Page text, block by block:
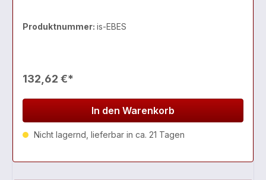
Produktnummer: is-EBES
132,62 €*
In den Warenkorb
Nicht lagernd, lieferbar in ca. 21 Tagen